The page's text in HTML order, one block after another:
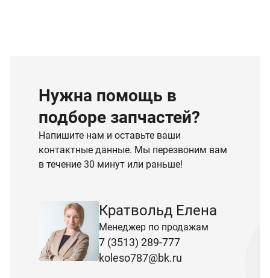
Нужна помощь в
подборе запчастей?
Напишите нам и оставьте ваши
контактные данные. Мы перезвоним вам
в течение 30 минут или раньше!
Кратвольд Елена
Менеджер по продажам
7 (3513) 289-777
koleso787@bk.ru